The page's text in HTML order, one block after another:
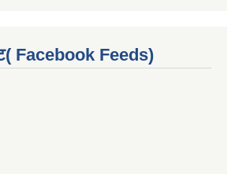
Facebook Feeds)